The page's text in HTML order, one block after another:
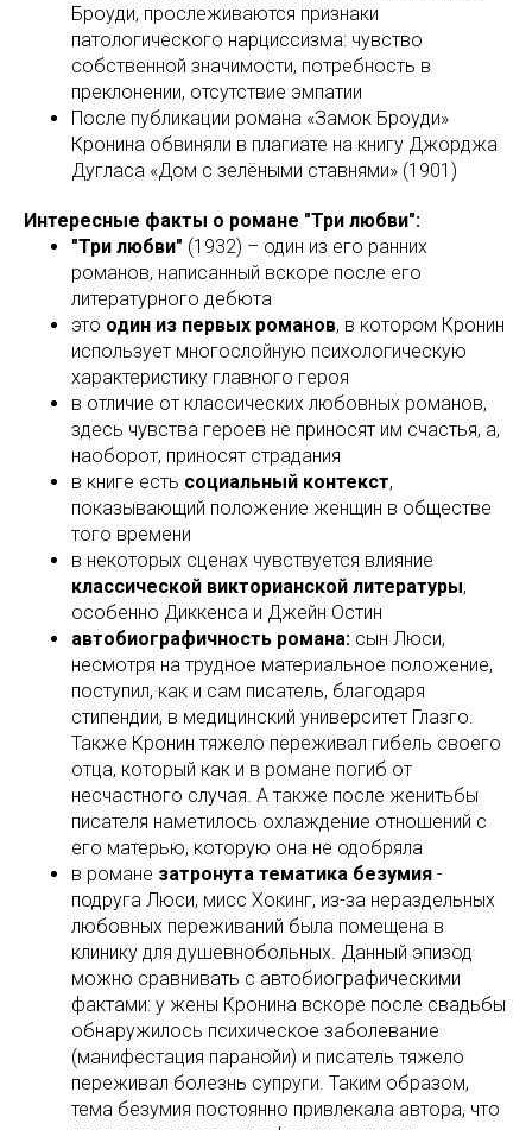
Броуди, прослеживаются признаки
патологического нарциссизма: чувство
собственной значимости, потребность в
преклонении, отсутствие эмпатии
После публикации романа «Замок Броуди»
Кронина обвиняли в плагиате на книгу Джорджа
Дугласа «Дом с зелёными ставнями» (1901)
Интересные факты о романе "Три любви":
"Три любви" (1932) – один из его ранних
романов, написанный вскоре после его
литературного дебюта
это один из первых романов, в котором Кронин
использует многослойную психологическую
характеристику главного героя
в отличие от классических любовных романов,
здесь чувства героев не приносят им счастья, а,
наоборот, приносят страдания
в книге есть социальный контекст,
показывающий положение женщин в обществе
того времени
в некоторых сценах чувствуется влияние
классической викторианской литературы,
особенно Диккенса и Джейн Остин
автобиографичность романа: сын Люси,
несмотря на трудное материальное положение,
поступил, как и сам писатель, благодаря
стипендии, в медицинский университет Глазго.
Также Кронин тяжело переживал гибель своего
отца, который как и в романе погиб от
несчастного случая. А также после женитьбы
писателя наметилось охлаждение отношений с
его матерью, которую она не одобряла
в романе затронута тематика безумия -
подруга Люси, мисс Хокинг, из-за нераздельных
любовных переживаний была помещена в
клинику для душевнобольных. Данный эпизод
можно сравнивать с автобиографическими
фактами: у жены Кронина вскоре после свадьбы
обнаружилось психическое заболевание
(манифестация паранойи) и писатель тяжело
переживал болезнь супруги. Таким образом,
тема безумия постоянно привлекала автора, что